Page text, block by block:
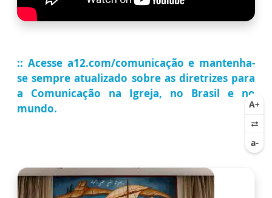
:: Acesse a12.com/comunicação e mantenha-
se sempre atualizado sobre as diretrizes para
a Comunicação na Igreja, no Brasil e no
mundo.